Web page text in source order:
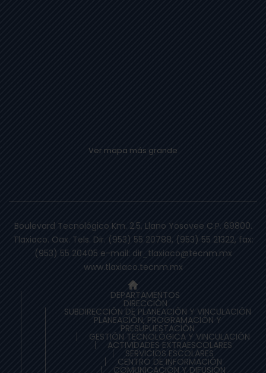
Ver mapa más grande
Boulevard Tecnológico Km. 2.5, Llano Yosovee C.P. 69800.
Tlaxiaco. Oax. Tels. Dir. (953) 55 20788, (953) 55 21322, fax:
(953) 55 20405 e-mail: dir_tlaxiaco@tecnm.mx
www.tlaxiaco.tecnm.mx
DEPARTAMENTOS
DIRECCIÓN
SUBDIRECCIÓN DE PLANEACIÒN Y VINCULACIÓN
PLANEACIÓN, PROGRAMACIÓN Y
PRESUPUESTACIÓN
GESTIÓN TECNOLÓGICA Y VINCULACIÓN
ACTIVIDADES EXTRAESCOLARES
SERVICIOS ESCOLARES
CENTRO DE INFORMACIÓN
COMUNICACIÓN Y DIFUSIÓN